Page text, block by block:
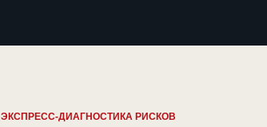
ЭКСПРЕСС-ДИАГНОСТИКА РИСКОВ